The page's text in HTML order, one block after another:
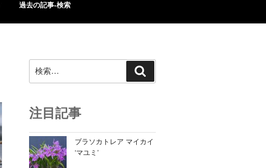
過去の記事-検索
索:
索
注目記事
ブラソカトレア マイカイ
‘マユミ’